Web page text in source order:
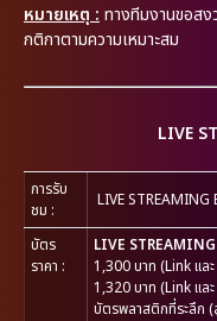
หมายเหตุ : ทางทีมงานขอสง
กติกาตามความเหมาะสม
LIVE
การรับ
ชม :
LIVE STREAMING
บัตร
ราคา :
LIVE STREAMING
1,300 บาท (Link แล
1,320 บาท (Link แล
บัตรพลาสติกที่ระลึก (